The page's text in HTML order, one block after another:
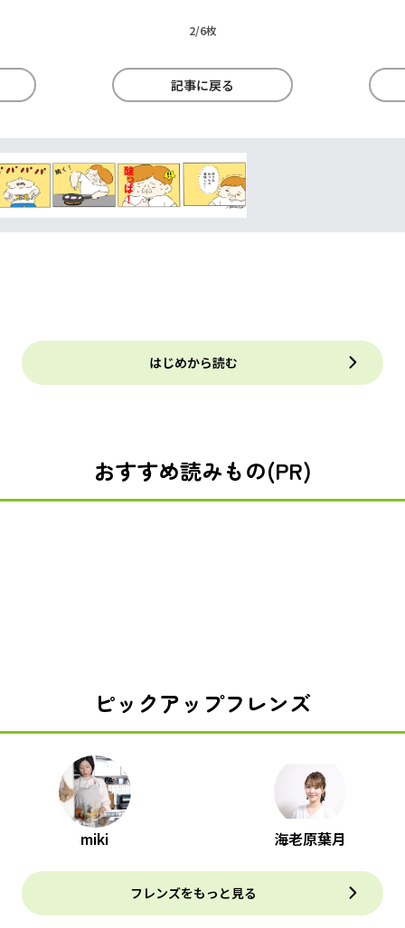
2/6枚
記事に戻る
はじめから読む
おすすめ読みもの(PR)
ピックアップフレンズ
miki 海老原葉月
フレンズをもっと見る